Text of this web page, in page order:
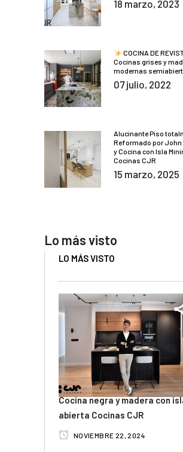
18 marzo, 2023
COCINA DE
Cocinas grises y
modernas
07 julio, 2022
Alucinante Piso
Reformado por John
y Cocina con Isla
Cocinas CJR
15 marzo, 2025
Lo más visto
LO MÁS VISTO
Cocina negra y madera con
abierta Cocinas CJR
NOVIEMBRE 22, 2024